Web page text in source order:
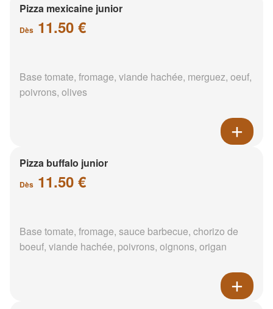
Pizza mexicaine junior
Dès 11.50 €
Base tomate, fromage, viande hachée, merguez, oeuf,
poivrons, olives
Pizza buffalo junior
Dès 11.50 €
Base tomate, fromage, sauce barbecue, chorizo de
boeuf, viande hachée, poivrons, oignons, origan